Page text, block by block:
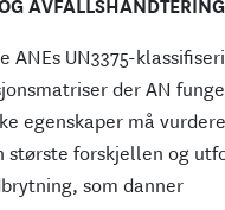
AVFALLSHÅNDTERING
ANEs UN3375-
der AN
egenskaper må
største forskjellen og
som danner